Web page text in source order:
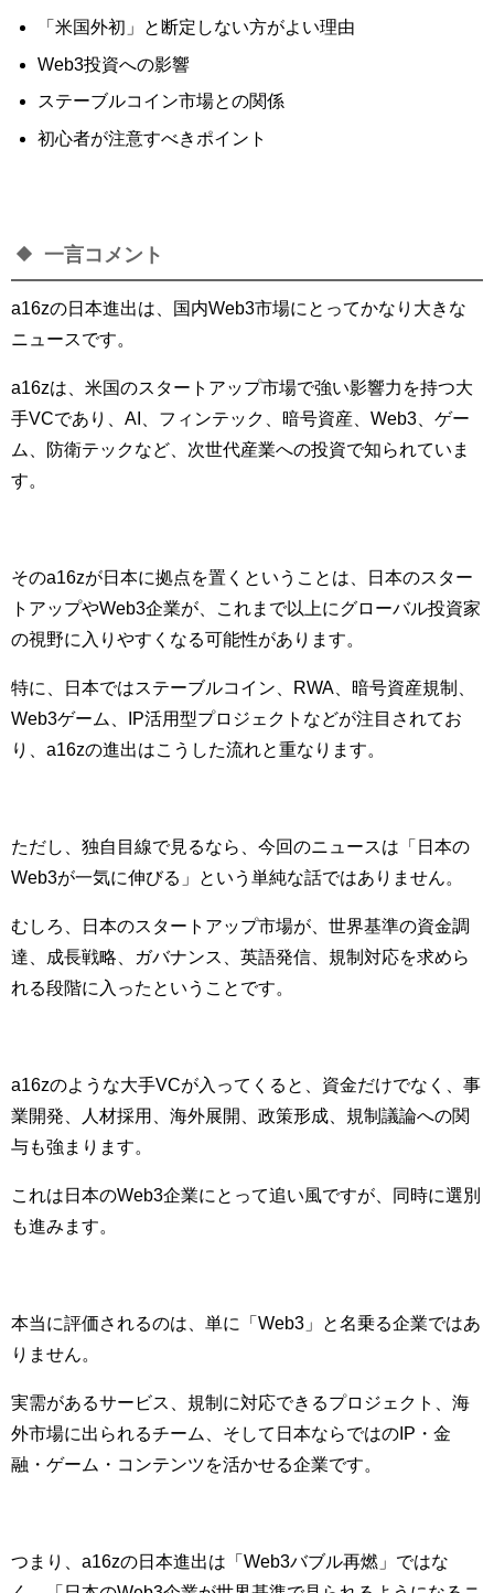
「米国外初」と断定しない方がよい理由
Web3投資への影響
ステーブルコイン市場との関係
初心者が注意すべきポイント
一言コメント
a16zの日本進出は、国内Web3市場にとってかなり大きな
ニュースです。
a16zは、米国のスタートアップ市場で強い影響力を持つ大
手VCであり、AI、フィンテック、暗号資産、Web3、ゲー
ム、防衛テックなど、次世代産業への投資で知られていま
す。
そのa16zが日本に拠点を置くということは、日本のスター
トアップやWeb3企業が、これまで以上にグローバル投資家
の視野に入りやすくなる可能性があります。
特に、日本ではステーブルコイン、RWA、暗号資産規制、
Web3ゲーム、IP活用型プロジェクトなどが注目されてお
り、a16zの進出はこうした流れと重なります。
ただし、独自目線で見るなら、今回のニュースは「日本の
Web3が一気に伸びる」という単純な話ではありません。
むしろ、日本のスタートアップ市場が、世界基準の資金調
達、成長戦略、ガバナンス、英語発信、規制対応を求めら
れる段階に入ったということです。
a16zのような大手VCが入ってくると、資金だけでなく、事
業開発、人材採用、海外展開、政策形成、規制議論への関
与も強まります。
これは日本のWeb3企業にとって追い風ですが、同時に選別
も進みます。
本当に評価されるのは、単に「Web3」と名乗る企業ではあ
りません。
実需があるサービス、規制に対応できるプロジェクト、海
外市場に出られるチーム、そして日本ならではのIP・金
融・ゲーム・コンテンツを活かせる企業です。
つまり、a16zの日本進出は「Web3バブル再燃」ではな